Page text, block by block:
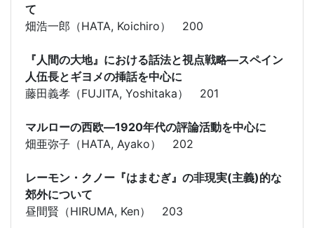
て
畑浩一郎（HATA, Koichiro） 200
『人間の大地』における話法と視点戦略―スペイン
人伍長とギヨメの挿話を中心に
藤田義孝（FUJITA, Yoshitaka） 201
マルローの西欧―1920年代の評論活動を中心に
畑亜弥子（HATA, Ayako） 202
レーモン・クノー『はまむぎ』の非現実(主義)的な
郊外について
昼間賢（HIRUMA, Ken） 203